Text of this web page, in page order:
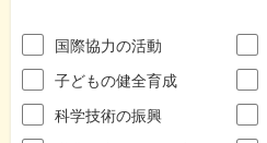
国際協力の活動
子どもの健全育成
科学技術の振興